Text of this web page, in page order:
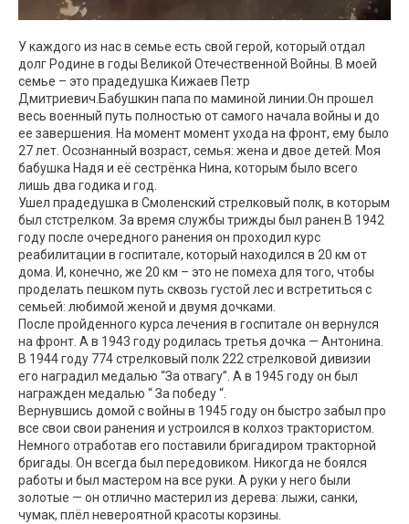
У каждого из нас в семье есть свой герой, который отдал
долг Родине в годы Великой Отечественной Войны. В моей
семье – это прадедушка Кижаев Петр
Дмитриевич.Бабушкин папа по маминой линии.Он прошел
весь военный путь полностью от самого начала войны и до
ее завершения. На момент момент ухода на фронт, ему было
27 лет. Осознанный возраст, семья: жена и двое детей. Моя
бабушка Надя и её сестрёнка Нина, которым было всего
лишь два годика и год.
Ушел прадедушка в Смоленский стрелковый полк, в которым
был стстрелком. За время службы трижды был ранен.В 1942
году после очередного ранения он проходил курс
реабилитации в госпитале, который находился в 20 км от
дома. И, конечно, же 20 км – это не помеха для того, чтобы
проделать пешком путь сквозь густой лес и встретиться с
семьей: любимой женой и двумя дочками.
После пройденного курса лечения в госпитале он вернулся
на фронт. А в 1943 году родилась третья дочка — Антонина.
В 1944 году 774 стрелковый полк 222 стрелковой дивизии
его наградил медалью “За отвагу”. А в 1945 году он был
награжден медалью “ За победу “.
Вернувшись домой с войны в 1945 году он быстро забыл про
все свои свои ранения и устроился в колхоз трактористом.
Немного отработав его поставили бригадиром тракторной
бригады. Он всегда был передовиком. Никогда не боялся
работы и был мастером на все руки. А руки у него были
золотые — он отлично мастерил из дерева: лыжи, санки,
чумак, плёл невероятной красоты корзины.